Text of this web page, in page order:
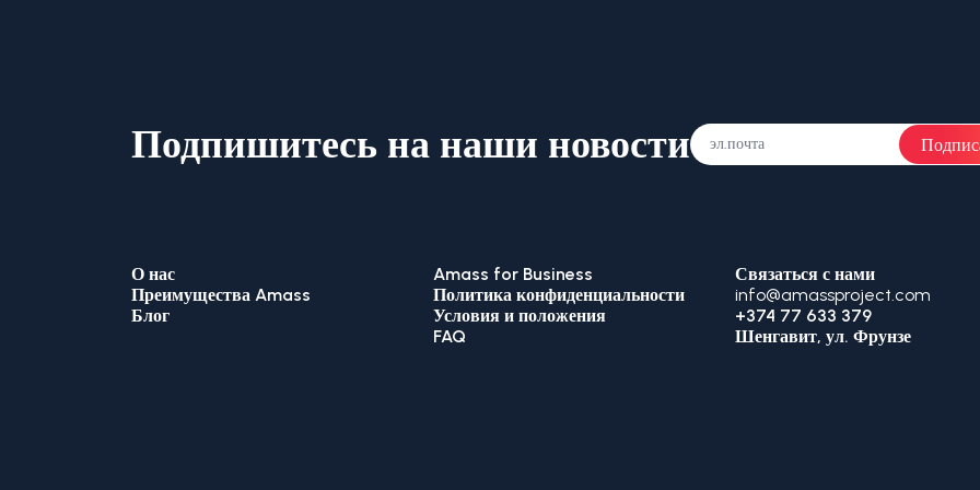
Подпишитесь на наши новости
О нас
Преимущества Amass
Блог
Amass for Business
Политика конфиденциальности
Условия и положения
FAQ
Связаться с нами
info@amassproject.com
+374 77 633 379
Шенгавит, ул. Фрунзе